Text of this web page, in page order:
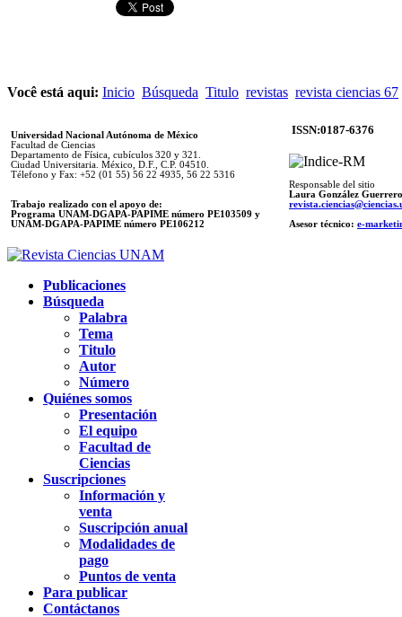
Você está aqui: Inicio Búsqueda Titulo revistas revista ciencias 67
Universidad Nacional Autónoma de México
Facultad de Ciencias
Departamento de Física, cubículos 320 y 321.
Ciudad Universitaria. México, D.F., C.P. 04510.
Télefono y Fax: +52 (01 55) 56 22 4935, 56 22 5316
Trabajo realizado con el apoyo de:
Programa UNAM-DGAPA-PAPIME número PE103509 y
UNAM-DGAPA-PAPIME número PE106212
ISSN:0187-6376
Responsable del sitio
Laura González Guerrero
Asesor técnico: e-
Publicaciones
Búsqueda
Palabra
Tema
Titulo
Autor
Número
Quiénes somos
Presentación
El equipo
Facultad de
Ciencias
Suscripciones
Información y
venta
Suscripción anual
Modalidades de
pago
Puntos de venta
Para publicar
Contáctanos